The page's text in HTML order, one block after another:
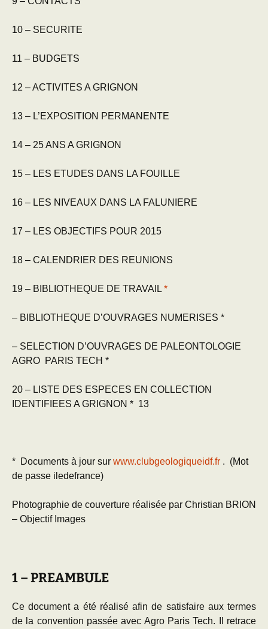
10 – SECURITE
11 – BUDGETS
12 – ACTIVITES A GRIGNON
13 – L’EXPOSITION PERMANENTE
14 – 25 ANS A GRIGNON
15 – LES ETUDES DANS LA FOUILLE
16 – LES NIVEAUX DANS LA FALUNIERE
17 – LES OBJECTIFS POUR 2015
18 – CALENDRIER DES REUNIONS
19 – BIBLIOTHEQUE DE TRAVAIL *
– BIBLIOTHEQUE D’OUVRAGES NUMERISES *
– SELECTION D’OUVRAGES DE PALEONTOLOGIE
AGRO PARIS TECH *
20 – LISTE DES ESPECES EN COLLECTION
IDENTIFIEES A GRIGNON * 13
* Documents à jour sur www.clubgeologiqueidf.fr . (Mot
de passe iledefrance)
Photographie de couverture réalisée par Christian BRION
– Objectif Images
1 – PREAMBULE
Ce document a été réalisé afin de satisfaire aux termes
de la convention passée avec Agro Paris Tech. Il retrace